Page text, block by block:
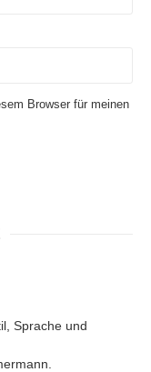
Browser für meinen
Sprache und